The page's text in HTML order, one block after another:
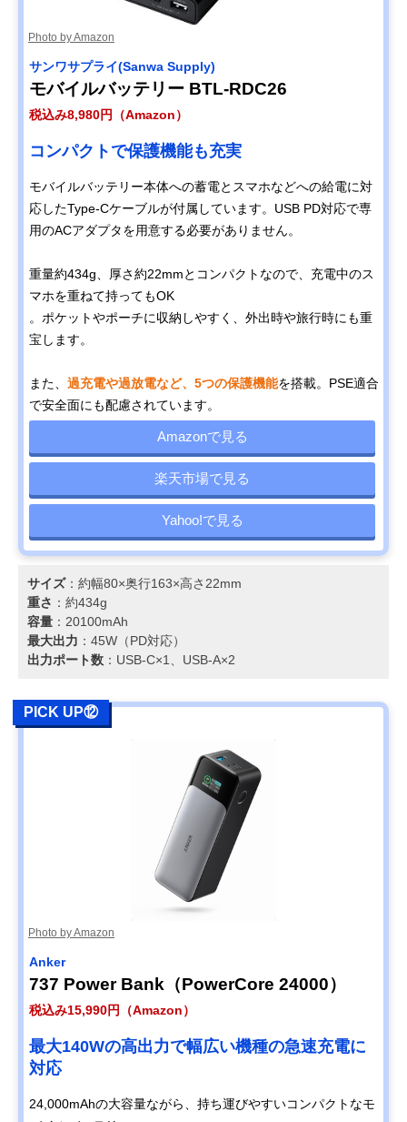
Photo by Amazon
サンワサプライ(Sanwa Supply)
モバイルバッテリー BTL-RDC26
税込み8,980円（Amazon）
コンパクトで保護機能も充実
モバイルバッテリー本体への蓄電とスマホなどへの給電に対
応したType-Cケーブルが付属しています。USB PD対応で専
用のACアダプタを用意する必要がありません。
重量約434g、厚さ約22mmとコンパクトなので、充電中のス
マホを重ねて持ってもOK
。ポケットやポーチに収納しやすく、外出時や旅行時にも重
宝します。
また、 過充電や過放電など、5つの保護機能を搭載。PSE適合
で安全面にも配慮されています。
Amazonで見る
楽天市場で見る
Yahoo!で見る
サイズ：約幅80×奥行163×高さ22mm
重さ ：約434g
容量 ：20100mAh
最大出力 ：45W（PD対応）
出力ポート数 ：USB-C×1、USB-A×2
PICK UP⑫
Photo by Amazon
Anker
737 Power Bank（PowerCore 24000）
税込み15,990円（Amazon）
最大140Wの高出力で幅広い機種の急速充電に
対応
24,000mAhの大容量ながら、持ち運びやすいコンパクトなモ